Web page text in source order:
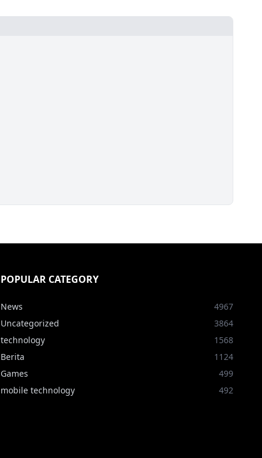
POPULAR CATEGORY
News
4967
Uncategorized
3864
technology
1568
Berita
1124
Games
499
mobile technology
492